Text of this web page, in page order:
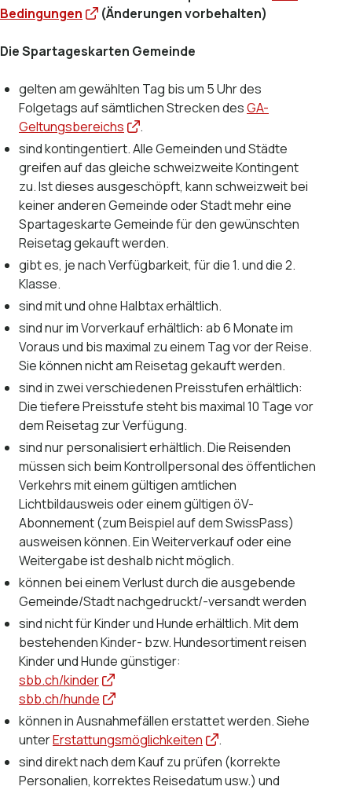
Bedingungen
(Änderungen vorbehalten)
Die Spartageskarten Gemeinde
gelten am gewählten Tag bis um 5 Uhr des
Folgetags auf sämtlichen Strecken desGA-
Geltungsbereichs
.
sind kontingentiert. Alle Gemeinden und Städte
greifen auf das gleiche schweizweite Kontingent
zu. Ist dieses ausgeschöpft, kann schweizweit bei
keiner anderen Gemeinde oder Stadt mehr eine
Spartageskarte Gemeinde für den gewünschten
Reisetag gekauft werden.
gibt es, je nach Verfügbarkeit, für die 1. und die 2.
Klasse.
sind mit und ohne Halbtax erhältlich.
sind nur im Vorverkauf erhältlich: ab 6 Monate im
Voraus und bis maximal zu einem Tag vor der Reise.
Sie können nicht am Reisetag gekauft werden.
sind in zwei verschiedenen Preisstufen erhältlich:
Die tiefere Preisstufe steht bis maximal 10 Tage vor
dem Reisetag zur Verfügung.
sind nur personalisiert erhältlich. Die Reisenden
müssen sich beim Kontrollpersonal des öffentlichen
Verkehrs mit einem gültigen amtlichen
Lichtbildausweis oder einem gültigen öV-
Abonnement (zum Beispiel auf dem SwissPass)
ausweisen können. Ein Weiterverkauf oder eine
Weitergabe ist deshalb nicht möglich.
können bei einem Verlust durch die ausgebende
Gemeinde/Stadt nachgedruckt/-versandt werden
sind nicht für Kinder und Hunde erhältlich. Mit dem
bestehenden Kinder- bzw. Hundesortiment reisen
Kinder und Hunde günstiger:
sbb.ch/kinder
sbb.ch/hunde
können in Ausnahmefällen erstattet werden. Siehe
unterErstattungsmöglichkeiten
.
sind direkt nach dem Kauf zu prüfen (korrekte
Personalien, korrektes Reisedatum usw.) und